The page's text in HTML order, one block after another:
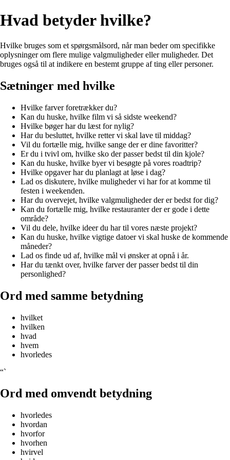
Hvad betyder hvilke?
Hvilke bruges som et spørgsmålsord, når man beder om specifikke
oplysninger om flere mulige valgmuligheder eller muligheder. Det
bruges også til at indikere en bestemt gruppe af ting eller personer.
Sætninger med hvilke
Hvilke farver foretrækker du?
Kan du huske, hvilke film vi så sidste weekend?
Hvilke bøger har du læst for nylig?
Har du besluttet, hvilke retter vi skal lave til middag?
Vil du fortælle mig, hvilke sange der er dine favoritter?
Er du i tvivl om, hvilke sko der passer bedst til din kjole?
Kan du huske, hvilke byer vi besøgte på vores roadtrip?
Hvilke opgaver har du planlagt at løse i dag?
Lad os diskutere, hvilke muligheder vi har for at komme til
festen i weekenden.
Har du overvejet, hvilke valgmuligheder der er bedst for dig?
Kan du fortælle mig, hvilke restauranter der er gode i dette
område?
Vil du dele, hvilke ideer du har til vores næste projekt?
Kan du huske, hvilke vigtige datoer vi skal huske de kommende
måneder?
Lad os finde ud af, hvilke mål vi ønsker at opnå i år.
Har du tænkt over, hvilke farver der passer bedst til din
personlighed?
Ord med samme betydning
hvilket
hvilken
hvad
hvem
hvorledes
“`
Ord med omvendt betydning
hvorledes
hvordan
hvorfor
hvorhen
hvirvel